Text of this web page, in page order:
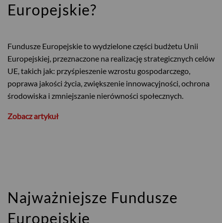
Europejskie?
Fundusze Europejskie to wydzielone części budżetu Unii
Europejskiej, przeznaczone na realizację strategicznych celów
UE, takich jak: przyśpieszenie wzrostu gospodarczego,
poprawa jakości życia, zwiększenie innowacyjności, ochrona
środowiska i zmniejszanie nierówności społecznych.
Zobacz artykuł
Najważniejsze Fundusze
Europejskie